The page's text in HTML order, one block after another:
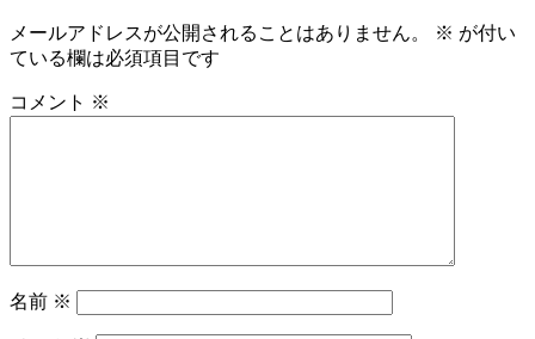
メールアドレスが公開されることはありません。 ※ が付い
ている欄は必須項目です
コメント ※
名前 ※